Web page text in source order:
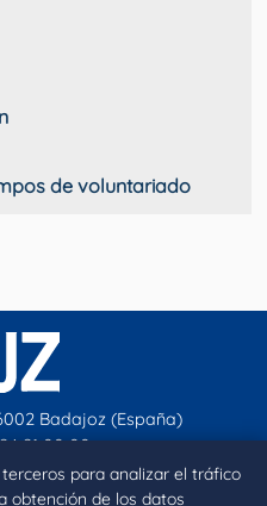
para analizar el tráfico
obtención de los datos
de voluntariado
Badajoz (España)
21 00 00